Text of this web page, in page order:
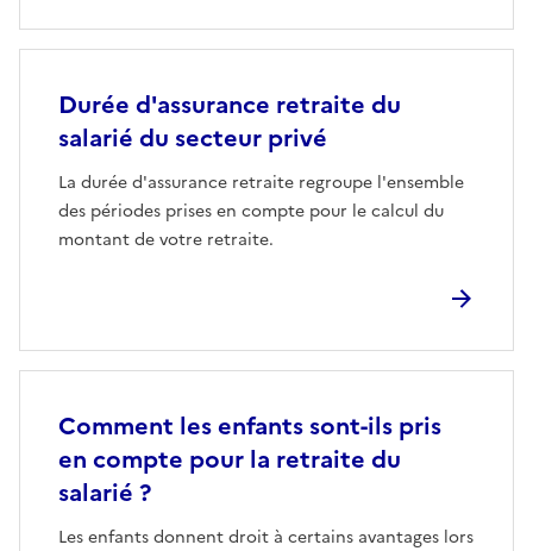
Durée d'assurance retraite du
salarié du secteur privé
La durée d'assurance retraite regroupe l'ensemble
des périodes prises en compte pour le calcul du
montant de votre retraite.
Comment les enfants sont-ils pris
en compte pour la retraite du
salarié ?
Les enfants donnent droit à certains avantages lors